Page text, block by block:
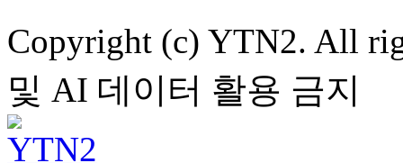
Copyright (c) YTN2. All
및 AI 데이터 활용 금지